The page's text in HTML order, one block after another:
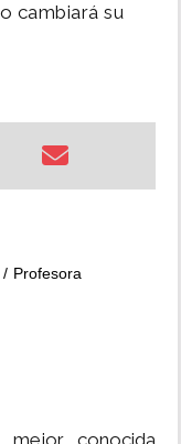
cambiará su
Profesora
mejor conocida